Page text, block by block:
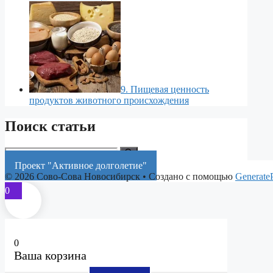
9. Пищевая ценность
продуктов животного происхождения
Поиск статьи
Поиск:
Проект "Активное долголетие"
© 2026 Сово-Сова Новосибирск • Создано с помощью
0
0
Ваша корзина